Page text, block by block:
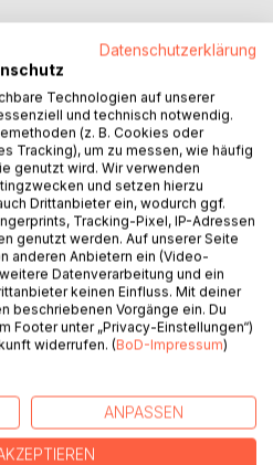
Johannes
gibt seine kirchliche
hatte er an der Katholisch-
Universität Tübingen gelehrt,
seinen Kollegen wurde einer
Kardinal (Walter Kasper)
Kirche der Stuhl vor die Tür
war.
Vertreter "der
mehr an der Einsicht
Datenschutzerklärung
Technologien auf unserer
und technisch notwendig.
(z. B. Cookies oder
Tracking), um zu messen, wie häufig
genutzt wird. Wir verwenden
und setzen hierzu
Drittanbieter ein, wodurch ggf.
Tracking-Pixel, IP-Adressen
genutzt werden. Auf unserer Seite
anderen Anbietern ein (Video-
Datenverarbeitung und ein
keinen Einfluss. Mit deiner
beschriebenen Vorgänge ein. Du
Footer unter „Privacy-Einstellungen“)
widerrufen. (BoD-Impressum)
ANPASSEN